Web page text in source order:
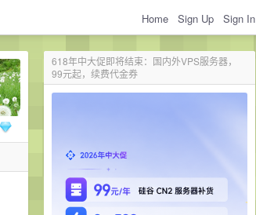
Home Sign Up Sign In
618年中大促即将结束：国内外VPS服务器，
99元起，续费代金券